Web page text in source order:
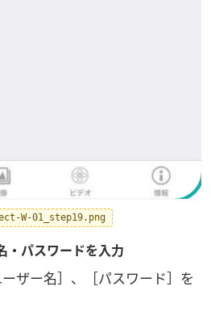
W-01_step19.png
・パスワードを入力
ーザー名］、［パスワード］を